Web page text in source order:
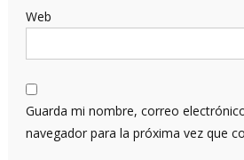
Web
Guarda mi nombre, correo
navegador para la próxima vez que